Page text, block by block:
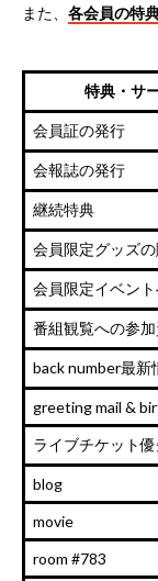
また、 各会員の特
特典・サ
会員証の発行
会報誌の発行
継続特典
会員限定グッズの
会員限定イベン
番組観覧への参
back number最新
greeting mail &
ライブチケット
blog
movie
room #783